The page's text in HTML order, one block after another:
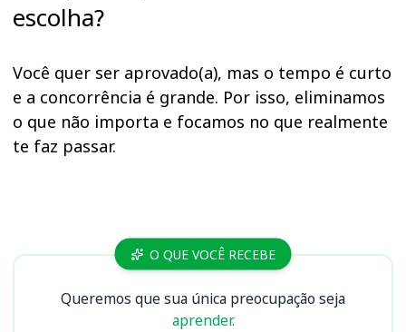
escolha?
Você quer ser aprovado(a), mas o tempo é curto
e a concorrência é grande. Por isso, eliminamos
o que não importa e focamos no que realmente
te faz passar.
Cursos GHC RSO QUE VOCÊ RECEBE
Queremos que sua única preocupação seja
aprender.